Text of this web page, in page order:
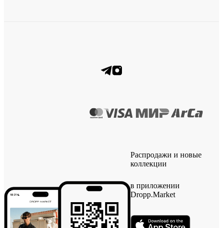
Распродажи и новые
коллекции
в приложении
Dropp.Market